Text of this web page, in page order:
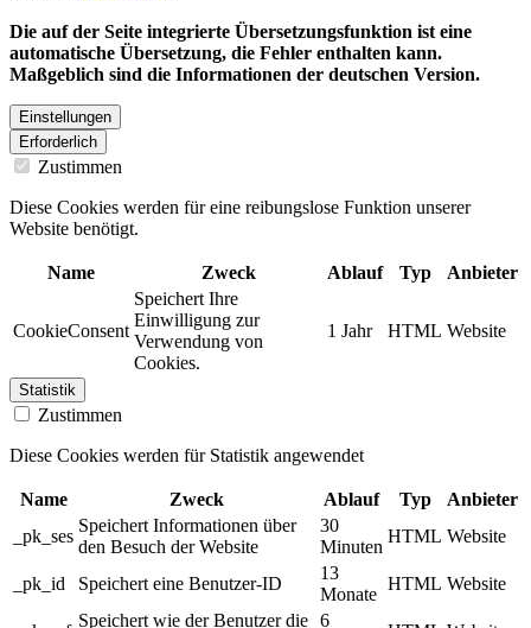
Die auf der Seite integrierte Übersetzungsfunktion ist eine
automatische Übersetzung, die Fehler enthalten kann.
Maßgeblich sind die Informationen der deutschen Version.
Einstellungen
Erforderlich
Zustimmen
Diese Cookies werden für eine reibungslose Funktion unserer
Website benötigt.
Name Zweck Ablauf Typ Anbieter
CookieConsent
Speichert Ihre
Einwilligung zur
Verwendung von
Cookies.
1 Jahr HTML Website
Statistik
Zustimmen
Diese Cookies werden für Statistik angewendet
Name Zweck Ablauf Typ
Anbieter
_pk_ses
Speichert Informationen über
den Besuch der Website
30
Minuten
HTML Website
_pk_id Speichert eine Benutzer-ID
13
Monate
HTML Website
Speichert wie der Benutzer die 6